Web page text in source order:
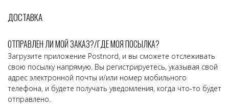
ДОСТАВКА
ОТПРАВЛЕН ЛИ МОЙ ЗАКАЗ?/ГДЕ МОЯ ПОСЫЛКА?
Загрузите приложение Postnord, и вы сможете отслеживать
свою посылку напрямую. Вы регистрируетесь, указывая свой
адрес электронной почты и/или номер мобильного
телефона, и будете получать уведомления, когда что-то будет
отправлено.